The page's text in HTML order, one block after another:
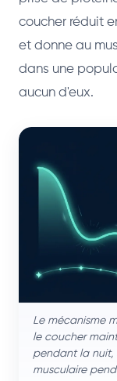
coucher réduit
et donne au
dans une
aucun d'eux.
Le mécanisme
le coucher
pendant la nuit,
musculaire